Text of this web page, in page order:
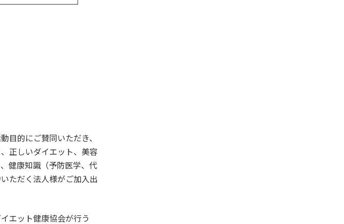
目的にご賛同いただき、
正しいダイエット、美容
健康知識（予防医学、代
ただく法人様がご加入出
エット健康協会が行う